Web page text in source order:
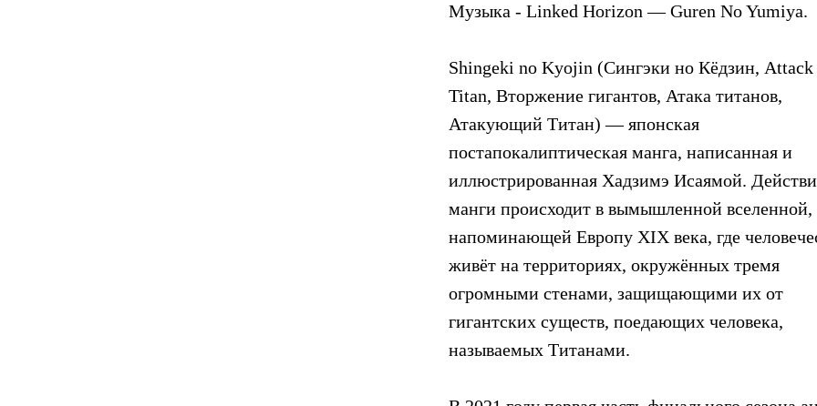
Музыка - Linked Horizon — Guren No Yumiya.
Shingeki no Kyojin (Сингэки но Кёдзин, Attack
Titan, Вторжение гигантов, Атака титанов,
Атакующий Титан) — японская
постапокалиптическая манга, написанная и
иллюстрированная Хадзимэ Исаямой.
манги происходит в вымышленной вселенной,
напоминающей Европу XIX века, где
живёт на территориях, окружённых тремя
огромными стенами, защищающими их от
гигантских существ, поедающих человека,
называемых Титанами.